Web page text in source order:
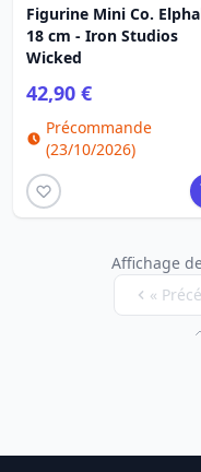
Figurine Mini Co.
18 cm - Iron Studios
Wicked
42,90 €
Précommande
(23/10/2026)
Affichage
«